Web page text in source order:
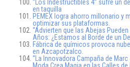
“Los Indestructibles 4” sufre un
en taquilla
PEMEX logra ahorro millonario y
optimizar sus plataformas.
“Advierten que las Abejas
Años: ¿Estamos al Borde de un
Fábrica de químicos provoca
en Azcapotzalco.
“La Innovadora Campaña de